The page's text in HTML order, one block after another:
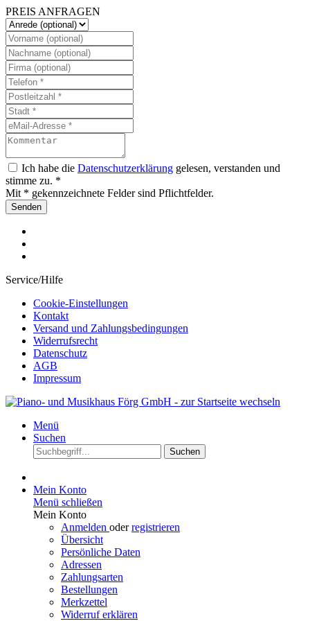
PREIS ANFRAGEN
Ich habe die Datenschutzerklärung gelesen, verstanden und
stimme zu. *
Mit * gekennzeichnete Felder sind Pflichtfelder.
Senden
Service/Hilfe
Cookie-Einstellungen
Kontakt
Versand und Zahlungsbedingungen
Widerrufsrecht
Datenschutz
AGB
Impressum
Menü
Suchen
Suchen
Mein Konto
Menü schließen
Mein Konto
Anmelden oderregistrieren
Übersicht
Persönliche Daten
Adressen
Zahlungsarten
Bestellungen
Merkzettel
Widerruf erklären